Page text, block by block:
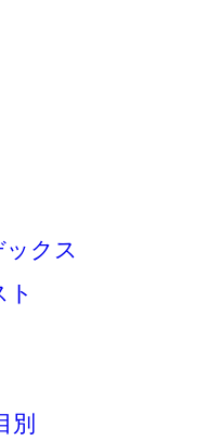
クス
別